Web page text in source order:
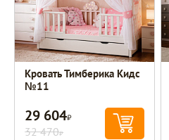
Кровать Тимберика Кидс
№11
29 604Р
32 470Р